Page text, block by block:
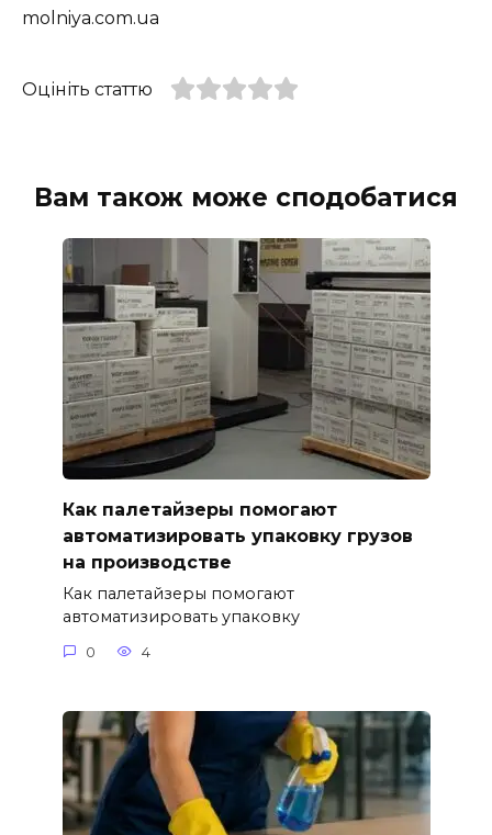
molniya.com.ua
Оцініть статтю
Вам також може сподобатися
Как палетайзеры помогают
автоматизировать упаковку грузов
на производстве
Как палетайзеры помогают
автоматизировать упаковку
0 4